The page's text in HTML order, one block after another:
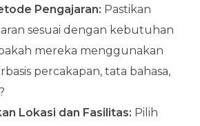
Pengajaran: Pastikan
sesuai dengan kebutuhan
mereka menggunakan
percakapan, tata bahasa,
Lokasi dan Fasilitas: Pilih